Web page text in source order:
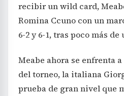
recibir un wild card,
Romina Ccuno con un
6-2 y 6-1, tras poco más
Meabe ahora se enfrenta
del torneo, la italiana
prueba de gran nivel que